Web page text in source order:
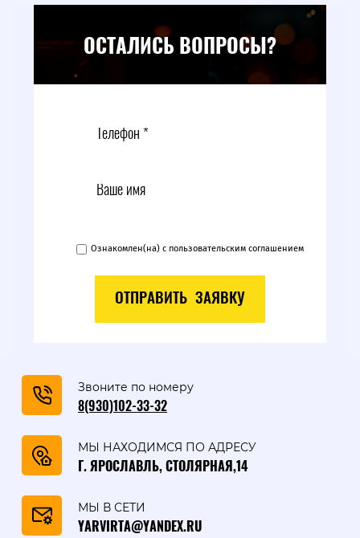
ОСТАЛИСЬ ВОПРОСЫ?
Ознакомлен(на) с пользовательским соглашением
ОТПРАВИТЬ ЗАЯВКУ
Звоните по номеру
8(930)102-33-32
МЫ НАХОДИМСЯ ПО АДРЕСУ
Г. ЯРОСЛАВЛЬ, СТОЛЯРНАЯ,14
МЫ В СЕТИ
YARVIRTA@YANDEX.RU